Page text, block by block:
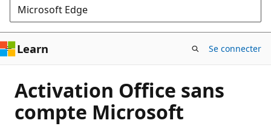
Microsoft Edge
Learn Se connecter
Activation Office sans
compte Microsoft